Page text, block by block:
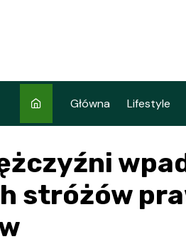
Główna Lifestyle
stróżów